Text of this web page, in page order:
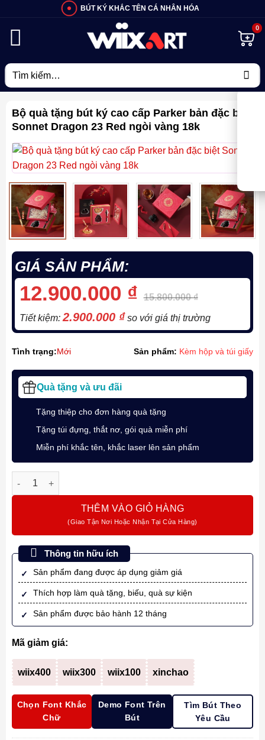
BÚT KÝ KHẮC TÊN CÁ NHÂN HÓA
Tìm
kiếm:
Bộ quà tặng bút ký cao cấp Parker bản đặc biệt
Sonnet Dragon 23 Red ngòi vàng 18k
GIÁ SẢN PHẨM:
12.900.000 ₫ 15.800.000₫
Tiết kiệm: 2.900.000 ₫so với giá thị trường
Tình trạng:Mới Sản phẩm: Kèm hộp và túi giấy
Quà tặng và ưu đãi
Tặng thiệp cho đơn hàng quà tặng
Tặng túi đựng, thắt nơ, gói quà miễn phí
Miễn phí khắc tên, khắc laser lên sản phẩm
Bộ quà tặng bút ký cao cấp Parker bản đặc biệt Sonnet
THÊM VÀO GIỎ HÀNG
Thông tin hữu ích
Sản phẩm đang được áp dụng giảm giá
Thích hợp làm quà tặng, biếu, quà sự kiện
Sản phẩm được bảo hành 12 tháng
Mã giảm giá:
wiix400 wiix300 wiix100 xinchao
Chọn Font Khắc
Chữ
Demo Font Trên
Bút
Tìm Bút Theo
Yêu Cầu